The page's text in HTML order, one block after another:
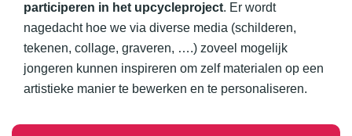
participeren in het upcycleproject. Er wordt
nagedacht hoe we via diverse media (schilderen,
tekenen, collage, graveren, ….) zoveel mogelijk
jongeren kunnen inspireren om zelf materialen op een
artistieke manier te bewerken en te personaliseren.